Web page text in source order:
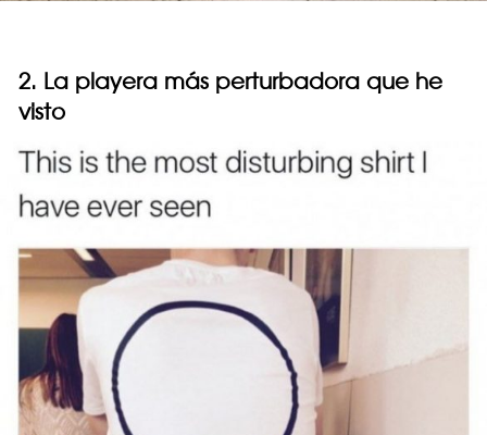
2. La playera más perturbadora que he
visto